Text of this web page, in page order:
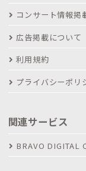
コンサート情報掲
広告掲載について
利用規約
プライバシーポリ
関連サービス
BRAVO DIGITAL